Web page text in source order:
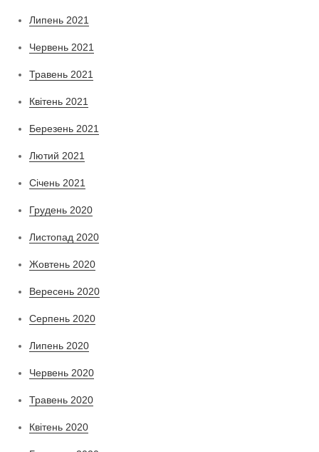
Липень 2021
Червень 2021
Травень 2021
Квітень 2021
Березень 2021
Лютий 2021
Січень 2021
Грудень 2020
Листопад 2020
Жовтень 2020
Вересень 2020
Серпень 2020
Липень 2020
Червень 2020
Травень 2020
Квітень 2020